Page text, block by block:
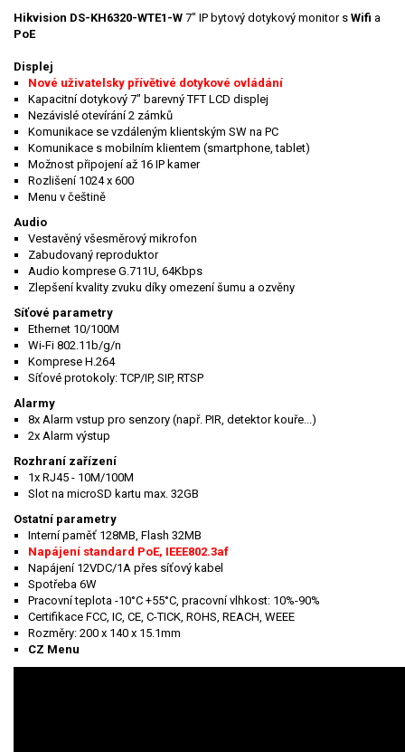
Hikvision DS-KH6320-WTE1-W 7" IP bytový dotykový monitor s Wifi a
PoE
Displej
Nové uživatelsky přívětivé dotykové ovládání
Kapacitní dotykový 7" barevný TFT LCD displej
Nezávislé otevírání 2 zámků
Komunikace se vzdáleným klientským SW na PC
Komunikace s mobilním klientem (smartphone, tablet)
Možnost připojení až 16 IP kamer
Rozlišení 1024 x 600
Menu v češtině
Audio
Vestavěný všesměrový mikrofon
Zabudovaný reproduktor
Audio komprese G.711U, 64Kbps
Zlepšení kvality zvuku díky omezení šumu a ozvěny
Síťové parametry
Ethernet 10/100M
Wi-Fi 802.11b/g/n
Komprese H.264
Síťové protokoly: TCP/IP, SIP, RTSP
Alarmy
8x Alarm vstup pro senzory (např. PIR, detektor kouře...)
2x Alarm výstup
Rozhraní zařízení
1x RJ45 - 10M/100M
Slot na microSD kartu max. 32GB
Ostatní parametry
Interní paměť 128MB, Flash 32MB
Napájení standard PoE, IEEE802.3af
Napájení 12VDC/1A přes síťový kabel
Spotřeba 6W
Pracovní teplota -10°C +55°C, pracovní vlhkost: 10%-90%
Certifikace FCC, IC, CE, C-TICK, ROHS, REACH, WEEE
Rozměry: 200 x 140 x 15.1mm
CZ Menu